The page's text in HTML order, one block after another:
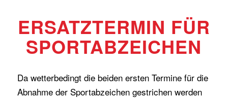
ERSATZTERMIN FÜR
SPORTABZEICHEN
Da wetterbedingt die beiden ersten Termine für die
Abnahme der Sportabzeichen gestrichen werden